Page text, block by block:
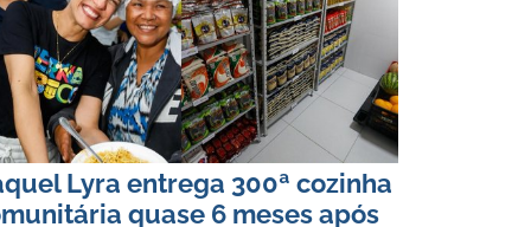
Lyra entrega 300ª cozinha
quase 6 meses após